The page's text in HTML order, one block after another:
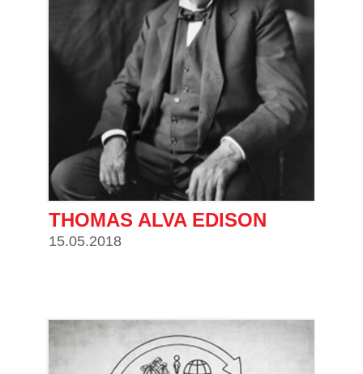
THOMAS ALVA EDISON
15.05.2018